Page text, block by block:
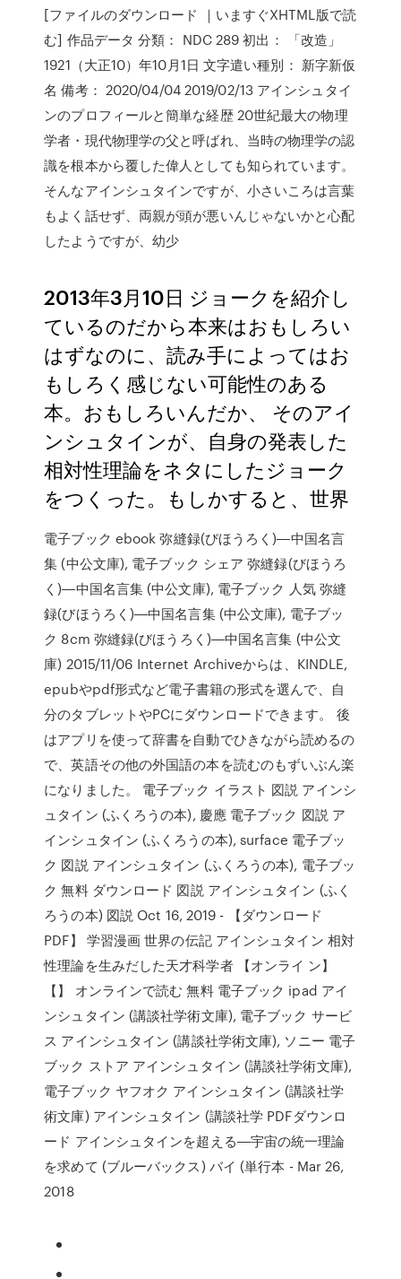
[ファイルのダウンロード ｜いますぐXHTML版で読
む] 作品データ 分類： NDC 289 初出： 「改造」
1921（大正10）年10月1日 文字遣い種別： 新字新仮
名 備考： 2020/04/04 2019/02/13 アインシュタイ
ンのプロフィールと簡単な経歴 20世紀最大の物理
学者・現代物理学の父と呼ばれ、当時の物理学の認
識を根本から覆した偉人としても知られています。
そんなアインシュタインですが、小さいころは言葉
もよく話せず、両親が頭が悪いんじゃないかと心配
したようですが、幼少
2013年3月10日 ジョークを紹介し
ているのだから本来はおもしろい
はずなのに、読み手によってはお
もしろく感じない可能性のある
本。おもしろいんだか、 そのアイ
ンシュタインが、自身の発表した
相対性理論をネタにしたジョーク
をつくった。もしかすると、世界
電子ブック ebook 弥縫録(びほうろく)―中国名言
集 (中公文庫), 電子ブック シェア 弥縫録(びほうろ
く)―中国名言集 (中公文庫), 電子ブック 人気 弥縫
録(びほうろく)―中国名言集 (中公文庫), 電子ブッ
ク 8cm 弥縫録(びほうろく)―中国名言集 (中公文
庫) 2015/11/06 Internet Archiveからは、KINDLE,
epubやpdf形式など電子書籍の形式を選んで、自
分のタブレットやPCにダウンロードできます。 後
はアプリを使って辞書を自動でひきながら読めるの
で、英語その他の外国語の本を読むのもずいぶん楽
になりました。 電子ブック イラスト 図説 アインシ
ュタイン (ふくろうの本), 慶應 電子ブック 図説 ア
インシュタイン (ふくろうの本), surface 電子ブッ
ク 図説 アインシュタイン (ふくろうの本), 電子ブッ
ク 無料 ダウンロード 図説 アインシュタイン (ふく
ろうの本) 図説 Oct 16, 2019 - 【ダウンロード
PDF】 学習漫画 世界の伝記 アインシュタイン 相対
性理論を生みだした天才科学者 【オンライ ン】
【】 オンラインで読む 無料 電子ブック ipad アイ
ンシュタイン (講談社学術文庫), 電子ブック サービ
ス アインシュタイン (講談社学術文庫), ソニー 電子
ブック ストア アインシュタイン (講談社学術文庫),
電子ブック ヤフオク アインシュタイン (講談社学
術文庫) アインシュタイン (講談社学 PDFダウンロ
ード アインシュタインを超える―宇宙の統一理論
を求めて (ブルーバックス) バイ (単行本 - Mar 26,
2018